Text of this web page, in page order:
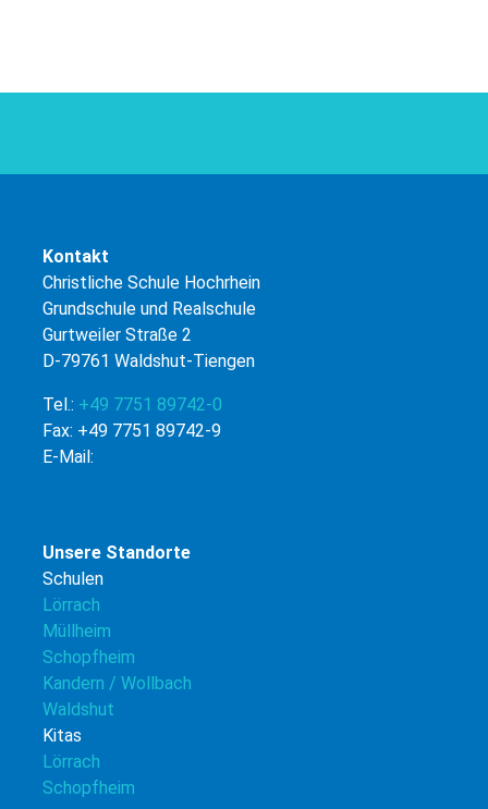
Kontakt
Christliche Schule Hochrhein
Grundschule und Realschule
Gurtweiler Straße 2
D-79761 Waldshut-Tiengen
Tel.: +49 7751 89742-0
Fax: +49 7751 89742-9
E-Mail:
Unsere Standorte
Schulen
Lörrach
Müllheim
Schopfheim
Kandern / Wollbach
Waldshut
Kitas
Lörrach
Schopfheim